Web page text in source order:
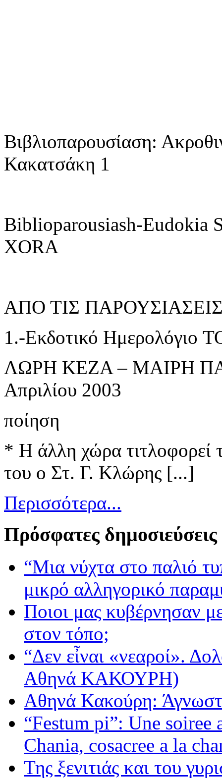
Βιβλιοπαρουσίαση:
Κακατσάκη 1
Biblioparousiash-Eudokia
XORA
ΑΠΟ ΤΙΣ ΠΑΡΟΥΣΙΑΣΕΙΣ
1.-Εκδοτικό Ημερολόγιο
ΛΩΡΗ ΚΕΖΑ – ΜΑΙΡΗ
Απριλίου 2003
ποίηση
* Η άλλη χώρα τιτλοφορεί
του ο Στ. Γ. Κλώρης [...]
Περισσότερα...
Πρόσφατες δημοσιεύσεις
“Μια νύχτα στο παλιό
μικρό αλληγορικό
Ποιοι μας κυβέρνησαν
στον τόπο;
“Δεν εἶναι «νεαροί».
Αθηνά ΚΑΚΟΥΡΗ)
Αθηνά Κακούρη:
“Festum pi”: Une soiree
Chania, cosacree a la
Της ξενιτιάς και του